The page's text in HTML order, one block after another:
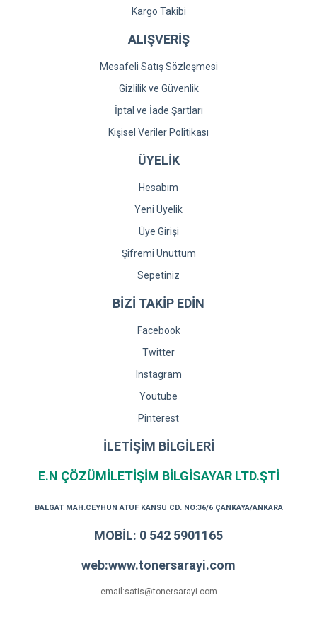
Kargo Takibi
ALIŞVERİŞ
Mesafeli Satış Sözleşmesi
Gizlilik ve Güvenlik
İptal ve İade Şartları
Kişisel Veriler Politikası
ÜYELİK
Hesabım
Yeni Üyelik
Üye Girişi
Şifremi Unuttum
Sepetiniz
BİZİ TAKİP EDİN
Facebook
Twitter
Instagram
Youtube
Pinterest
İLETİŞİM BİLGİLERİ
E.N ÇÖZÜMİLETİŞİM BİLGİSAYAR LTD.ŞTİ
BALGAT MAH.CEYHUN ATUF KANSU CD. NO:36/6 ÇANKAYA/ANKARA
MOBİL: 0 542 5901165
web:www.tonersarayi.com
email:satis@tonersarayi.com